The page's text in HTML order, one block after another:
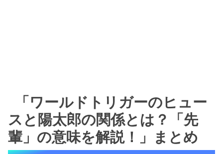
「ワールドトリガーのヒュー
スと陽太郎の関係とは？「先
輩」の意味を解説！」まとめ